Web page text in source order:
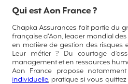
Qui est Aon France ?
Chapka Assurances fait partie du
française d’Aon, leader mondial
en matière de gestion des risques
Leur métier ? Du courtage
management et en ressources
Aon France propose
individuelle, pratique si vous